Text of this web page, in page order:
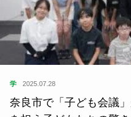
学 2025.07.28
奈良市で「子ども会議